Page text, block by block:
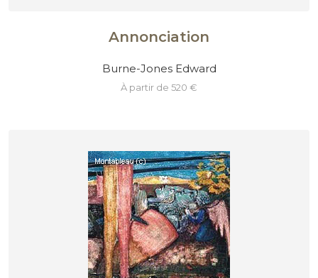
Annonciation
Burne-Jones Edward
à partir de 520 €